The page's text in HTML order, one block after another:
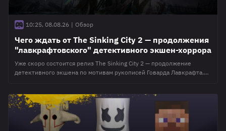
10:25, 08.08.26 | Обзор
Чего ждать от The Sinking City 2 — продолжения
"лавкрафтовского" детективного экшен-хоррора
Уже скоро состоится релиз The Sinking City 2 — продолжение
детективного экшена по мотивам рукописей Говарда Лавкрафта.
количеством связи с первой частью. Чего стоит ждать геймерам,
готовым бросить вызов "лавкрафтовскому" ужасу — рассказываем
в этом материале. 🐙 О чем будет